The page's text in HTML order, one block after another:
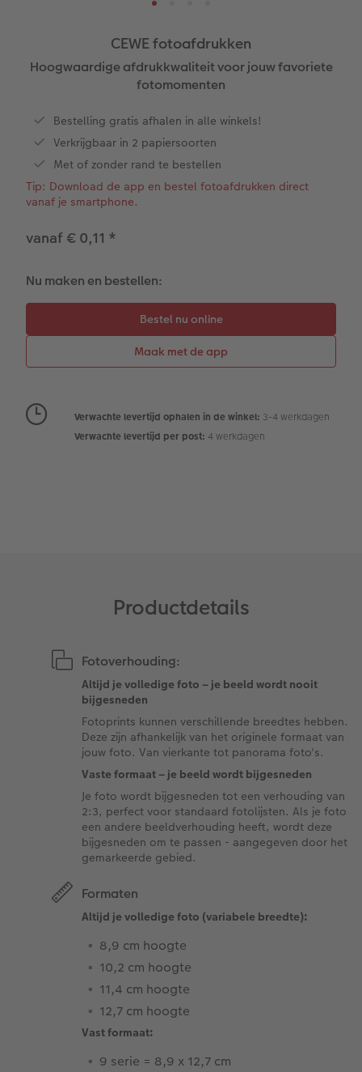
XXL Liggend
Compact Vierkant
Kids
Reliëfopdruk
Art Collection
Mini retro prints
Fine art prints
Mini prints
Fotostickers
Lijsten
Foto op forex
Foto op hexxas
Meerluik
Papiersoorten
Om op te schrijven
Met designs
Textiel
Dierencadeaus
Telefoonhoesjes
Trouwkaarten
Verjaardagskaarten
Communiekaarten
App
CEWE fotoafdrukken
Hoogwaardige afdrukkwaliteit voor jouw favoriete
fotomomenten
Bestelling gratis afhalen in alle winkels! ​
Verkrijgbaar in 2 papiersoorten
Met of zonder rand te bestellen​
Tip: Download de app en bestel fotoafdrukken direct
vanaf je smartphone.
vanaf € 0,11 *
Nu maken en bestellen:
Verwachte levertijd ophalen in de winkel: 3-4 werkdagen
Verwachte levertijd per post: 4 werkdagen
Productdetails
Fotoverhouding:
Altijd je volledige foto – je beeld wordt nooit
bijgesneden
Fotoprints kunnen verschillende breedtes hebben.
Deze zijn afhankelijk van het originele formaat van
jouw foto. Van vierkante tot panorama foto's.
Vaste formaat – je beeld wordt bijgesneden
Je foto wordt bijgesneden tot een verhouding van
2:3, perfect voor standaard fotolijsten. Als je foto
een andere beeldverhouding heeft, wordt deze
bijgesneden om te passen - aangegeven door het
gemarkeerde gebied.
Formaten
Altijd je volledige foto (variabele breedte):
8,9 cm hoogte
10,2 cm hoogte
11,4 cm hoogte
12,7 cm hoogte
Vast formaat:
9 serie = 8,9 x 12,7 cm